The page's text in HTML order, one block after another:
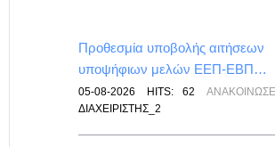
Προθεσμία υποβολής αιτήσεων
υποψήφιων μελών ΕΕΠ-ΕΒΠ…
05-08-2026 HITS: 62
ΔΙΑΧΕΙΡΙΣΤΉΣ_2